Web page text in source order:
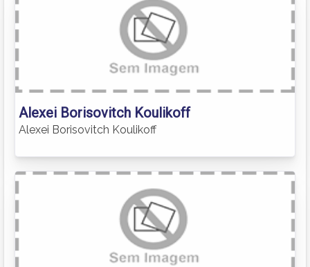
Alexei Borisovitch Koulikoff
Alexei Borisovitch Koulikoff